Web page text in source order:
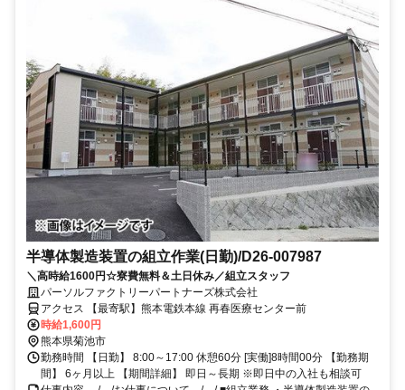
半導体製造装置の組立作業(日勤)/D26-007987
＼高時給1600円☆寮費無料＆土日休み／組立スタッフ
パーソルファクトリーパートナーズ株式会社
アクセス 【最寄駅】熊本電鉄本線 再春医療センター前
時給1,600円
熊本県菊池市
勤務時間 【日勤】 8:00～17:00 休憩60分 [実働]8時間00分 【勤務期
間】 6ヶ月以上 【期間詳細】 即日～長期 ※即日中の入社も相談可